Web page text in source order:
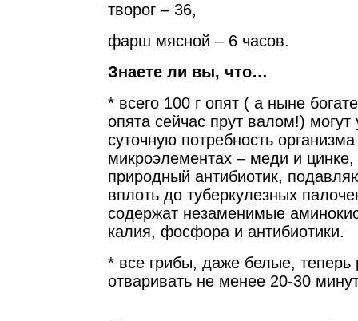
творог – 36,
фарш мясной – 6 часов.
Знаете ли вы, что…
* всего 100 г опят ( а ныне
опята сейчас прут валом!) могут
суточную потребность
микроэлементах – меди и
природный антибиотик,
вплоть до туберкулезных
содержат незаменимые
калия, фосфора и антибиотики.
* все грибы, даже белые, теперь
отваривать не менее 20-30